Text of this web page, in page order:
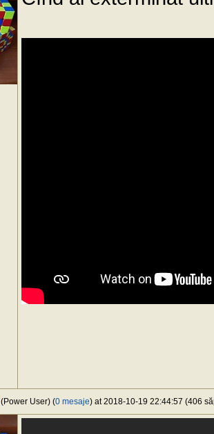
(Power User) (0 mesaje) at 2018-10-19 22:44:57 (406